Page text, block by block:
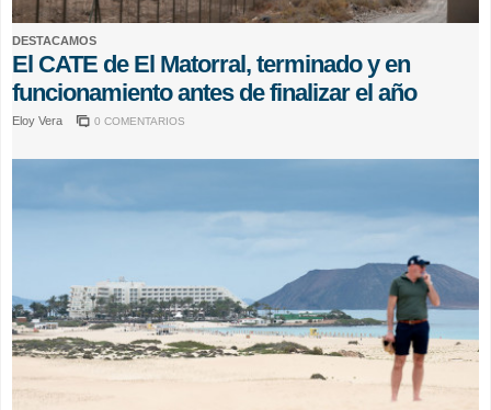
DESTACAMOS
El CATE de El Matorral, terminado y en
funcionamiento antes de finalizar el año
Eloy Vera 0 COMENTARIOS